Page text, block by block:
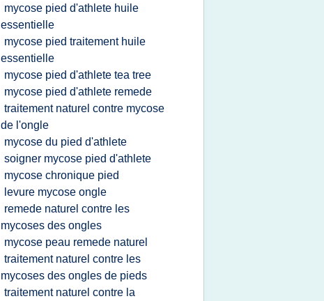
mycose pied d'athlete huile
essentielle
mycose pied traitement huile
essentielle
mycose pied d'athlete tea tree
mycose pied d'athlete remede
traitement naturel contre mycose
de l'ongle
mycose du pied d'athlete
soigner mycose pied d'athlete
mycose chronique pied
levure mycose ongle
remede naturel contre les
mycoses des ongles
mycose peau remede naturel
traitement naturel contre les
mycoses des ongles de pieds
traitement naturel contre la